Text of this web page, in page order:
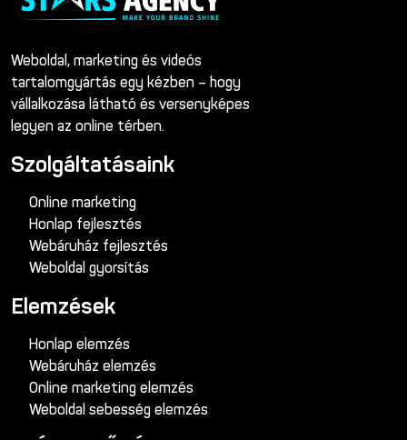
Weboldal, marketing és videós
tartalomgyártás egy kézben – hogy
vállalkozása látható és versenyképes
legyen az online térben.
Szolgáltatásaink
Online marketing
Honlap fejlesztés
Webáruház fejlesztés
Weboldal gyorsítás
Elemzések
Honlap elemzés
Webáruház elemzés
Online marketing elemzés
Weboldal sebesség elemzés